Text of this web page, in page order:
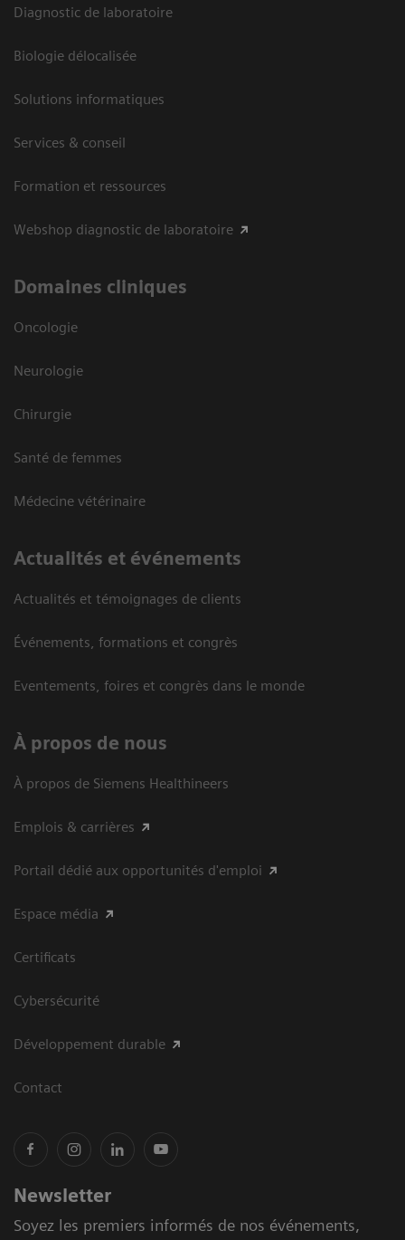
Diagnostic de laboratoire
Biologie délocalisée
Solutions informatiques
Services & conseil
Formation et ressources
Webshop diagnostic de laboratoire
Domaines cliniques
Oncologie
Neurologie
Chirurgie
Santé de femmes
Médecine vétérinaire
Actualités et événements
Actualités et témoignages de clients
Événements, formations et congrès
Eventements, foires et congrès dans le monde
À propos de nous
À propos de Siemens Healthineers
Emplois & carrières
Portail dédié aux opportunités d'emploi
Espace média
Certificats
Cybersécurité
Développement durable
Contact
Newsletter
Soyez les premiers informés de nos événements,